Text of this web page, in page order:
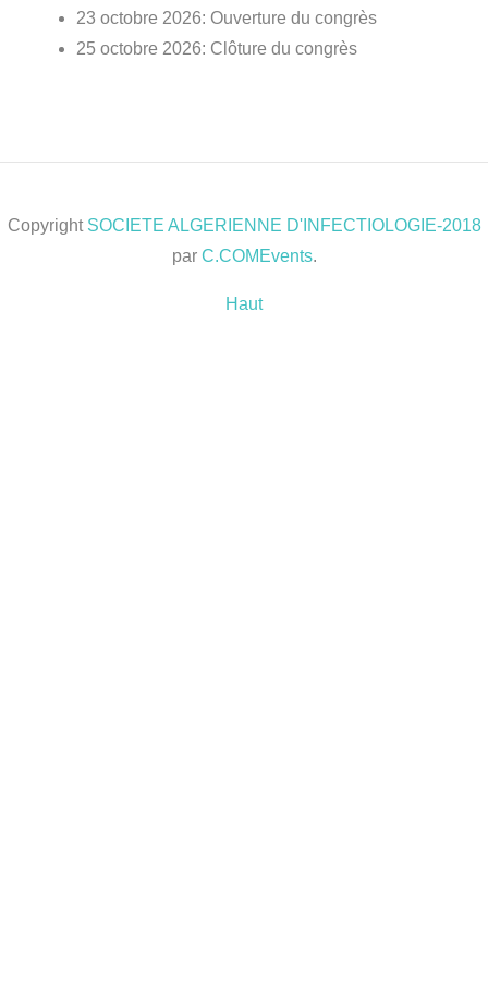
23 octobre 2026: Ouverture du congrès
25 octobre 2026: Clôture du congrès
Copyright SOCIETE ALGERIENNE D'INFECTIOLOGIE-2018
par C.COMEvents.
Haut